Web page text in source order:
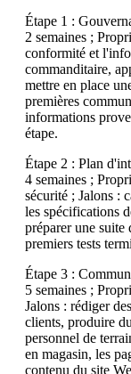
Étape 1 :
2 semaines ;
conformité et
commanditaire,
mettre en place
premières
informations
étape.
Étape 2 : Plan
4 semaines ;
sécurité ; Jalons :
les spécifications
préparer une suite
premiers tests
Étape 3 :
5 semaines ;
Jalons : rédiger
clients, produire
personnel de
en magasin, les
contenu du site